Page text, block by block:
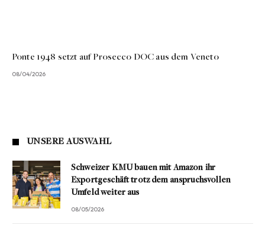
Ponte 1948 setzt auf Prosecco DOC aus dem Veneto
08/04/2026
UNSERE AUSWAHL
Schweizer KMU bauen mit Amazon ihr
Exportgeschäft trotz dem anspruchsvollen
Umfeld weiter aus
08/05/2026